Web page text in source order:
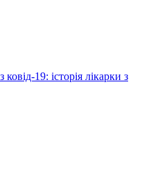
19: історія лікарки з